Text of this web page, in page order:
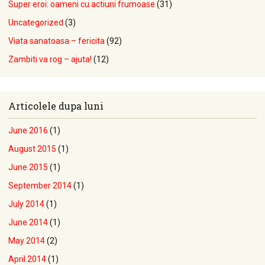
Super eroi: oameni cu actiuni frumoase (31)
Uncategorized (3)
Viata sanatoasa – fericita (92)
Zambiti va rog – ajuta! (12)
Articolele dupa luni
June 2016 (1)
August 2015 (1)
June 2015 (1)
September 2014(1)
July 2014(1)
June 2014(1)
May 2014(2)
April 2014(1)